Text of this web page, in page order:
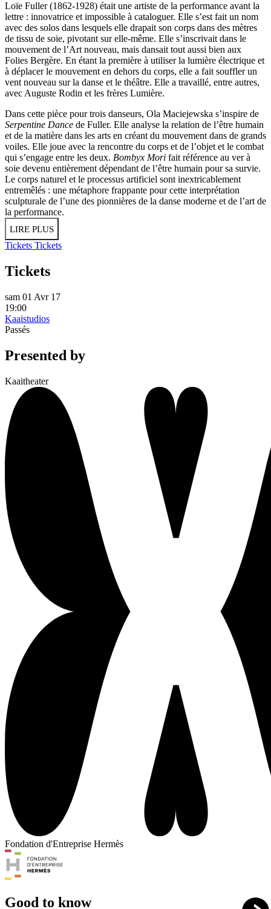
Loïe Fuller (1862-1928) était une artiste de la performance avant la
lettre : innovatrice et impossible à cataloguer. Elle s’est fait un nom
avec des solos dans lesquels elle drapait son corps dans des mètres
de tissu de soie, pivotant sur elle-même. Elle s’inscrivait dans le
mouvement de l’Art nouveau, mais dansait tout aussi bien aux
Folies Bergère. En étant la première à utiliser la lumière électrique et
à déplacer le mouvement en dehors du corps, elle a fait souffler un
vent nouveau sur la danse et le théâtre. Elle a travaillé, entre autres,
avec Auguste Rodin et les frères Lumière.
Dans cette pièce pour trois danseurs, Ola Maciejewska s’inspire de
Serpentine Dance de Fuller. Elle analyse la relation de l’être humain
et de la matière dans les arts en créant du mouvement dans de grands
voiles. Elle joue avec la rencontre du corps et de l’objet et le combat
qui s’engage entre les deux. Bombyx Mori fait référence au ver à
soie devenu entièrement dépendant de l’être humain pour sa survie.
Le corps naturel et le processus artificiel sont inextricablement
entremêlés : une métaphore frappante pour cette interprétation
sculpturale de l’une des pionnières de la danse moderne et de l’art de
la performance.
LIRE PLUS
Tickets Tickets
Tickets
sam 01 Avr 17
19:00
Kaaistudios
Passés
Presented by
Kaaitheater
Fondation d'Entreprise Hermès
Good to know